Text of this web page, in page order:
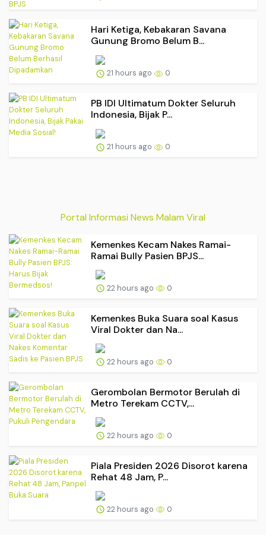
Hari Ketiga, Kebakaran Savana
Gunung Bromo Belum B...
21 hours ago 0
PB IDI Ultimatum Dokter Seluruh
Indonesia, Bijak P...
21 hours ago 0
Portal Informasi News Malam Viral
Kemenkes Kecam Nakes Ramai-
Ramai Bully Pasien BPJS...
22 hours ago 0
Kemenkes Buka Suara soal Kasus
Viral Dokter dan Na...
22 hours ago 0
Gerombolan Bermotor Berulah di
Metro Terekam CCTV,...
22 hours ago 0
Piala Presiden 2026 Disorot karena
Rehat 48 Jam, P...
22 hours ago 0